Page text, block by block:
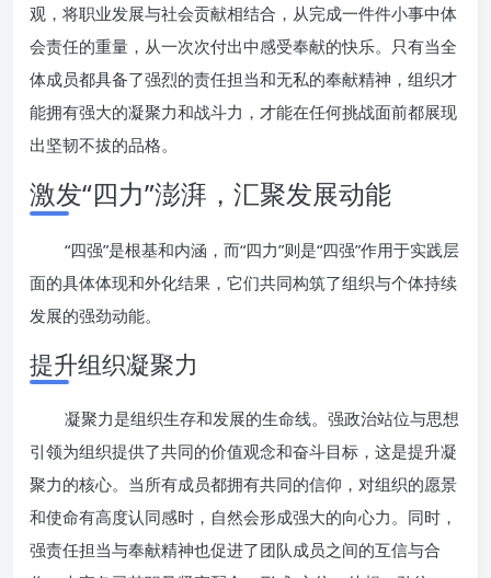
观，将职业发展与社会贡献相结合，从完成一件件小事中体
会责任的重量，从一次次付出中感受奉献的快乐。只有当全
体成员都具备了强烈的责任担当和无私的奉献精神，组织才
能拥有强大的凝聚力和战斗力，才能在任何挑战面前都展现
出坚韧不拔的品格。
激发“四力”澎湃，汇聚发展动能
“四强”是根基和内涵，而“四力”则是“四强”作用于实践层
面的具体体现和外化结果，它们共同构筑了组织与个体持续
发展的强劲动能。
提升组织凝聚力
凝聚力是组织生存和发展的生命线。强政治站位与思想
引领为组织提供了共同的价值观念和奋斗目标，这是提升凝
聚力的核心。当所有成员都拥有共同的信仰，对组织的愿景
和使命有高度认同感时，自然会形成强大的向心力。同时，
强责任担当与奉献精神也促进了团队成员之间的互信与合